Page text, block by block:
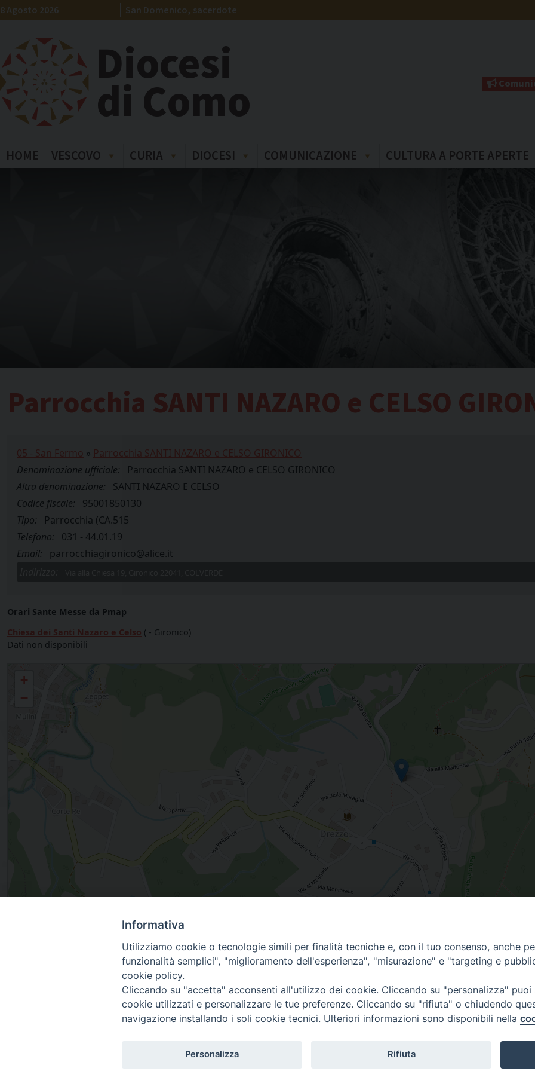
Skip
to
8 Agosto 2026 San Domenico, sacerdote
Diocesi
di Como
HOME VESCOVO CURIA DIOCESI COMUNICAZIONE CULTURA A PORTE APERTE
Parrocchia SANTI NAZARO e CELSO
05 - San Fermo » Parrocchia SANTI NAZARO e CELSO GIRONICO
Denominazione ufficiale:
Parrocchia SANTI NAZARO e CELSO GIRONICO
Altra denominazione:
SANTI NAZARO E CELSO
Codice fiscale:
95001850130
Tipo:
Parrocchia (CA.515
Telefono:
031 - 44.01.19
Email:
parrocchiagironico@alice.it
Orari Sante Messe da Pmap
Chiesa dei Santi Nazaro e Celso ( - Gironico)
Dati non disponibili
+
−
Via alla Chiesa 19, COLVERDE, Lombardia, Italia
Diocesi
di Como
Diocesi di Como | piazza Grimoldi, 5
Privacy-Disclaimer
Informativa
Utilizziamo cookie o tecnologie simili per finalità tecniche e, con il tuo consenso, anche
funzionalità semplici", "miglioramento dell'esperienza", "misurazione" e "targeting e
cookie policy.
Cliccando su "accetta" acconsenti all'utilizzo dei cookie. Cliccando su "personalizza"
cookie utilizzati e personalizzare le tue preferenze. Cliccando su "rifiuta" o chiudendo
navigazione installando i soli cookie tecnici. Ulteriori informazioni sono disponibili nella
Personalizza Rifiuta